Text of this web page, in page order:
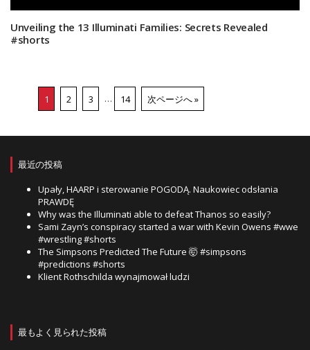
Unveiling the 13 Illuminati Families: Secrets Revealed
#shorts
1 2 3 … 14 次ページへ »
最近の投稿
Upały, HAARP i sterowanie POGODĄ. Naukowiec odsłania
PRAWDĘ
Why was the Illuminati able to defeat Thanos so easily?
Sami Zayn’s conspiracy started a war with Kevin Owens #wwe
#wrestling #shorts
The Simpsons Predicted The Future 🤯 #simpsons
#predictions #shorts
Klient Rothschilda wynajmował ludzi
最もよく見られた投稿